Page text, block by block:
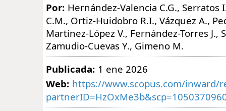
Por: Hernández-Valencia C.G., Serratos
C.M., Ortiz-Huidobro R.I., Vázquez A.,
Martínez-López V., Fernández-Torres J.,
Zamudio-Cuevas Y., Gimeno M.
Publicada: 1 ene 2026
Web: https://www.scopus.com/inward/